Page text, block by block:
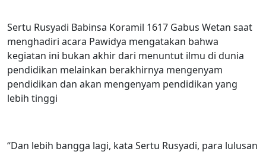
Sertu Rusyadi Babinsa Koramil 1617 Gabus Wetan saat
menghadiri acara Pawidya mengatakan bahwa
kegiatan ini bukan akhir dari menuntut ilmu di dunia
pendidikan melainkan berakhirnya mengenyam
pendidikan dan akan mengenyam pendidikan yang
lebih tinggi
“Dan lebih bangga lagi, kata Sertu Rusyadi, para lulusan